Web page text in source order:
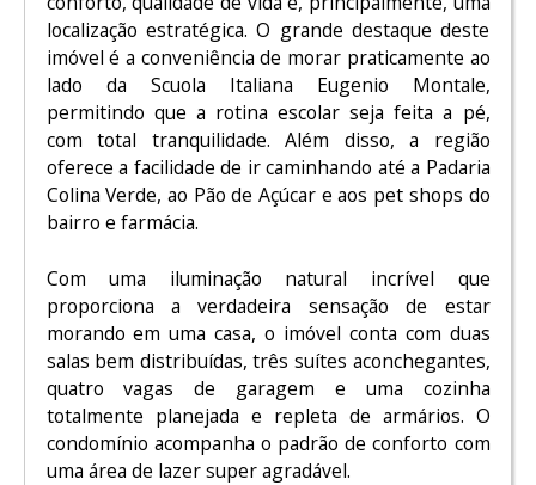
localização estratégica. O grande destaque deste
imóvel é a conveniência de morar praticamente ao
lado da Scuola Italiana Eugenio Montale,
permitindo que a rotina escolar seja feita a pé,
com total tranquilidade. Além disso, a região
oferece a facilidade de ir caminhando até a Padaria
Colina Verde, ao Pão de Açúcar e aos pet shops do
bairro e farmácia.
Com uma iluminação natural incrível que
proporciona a verdadeira sensação de estar
morando em uma casa, o imóvel conta com duas
salas bem distribuídas, três suítes aconchegantes,
quatro vagas de garagem e uma cozinha
totalmente planejada e repleta de armários. O
condomínio acompanha o padrão de conforto com
uma área de lazer super agradável.